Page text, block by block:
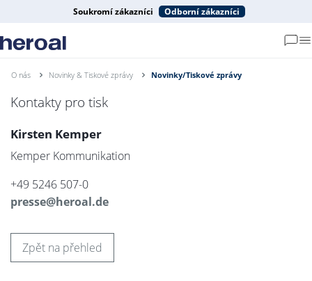
Soukromí zákazníci Odborní zákazníci
O nás Novinky & Tiskové zprávy Novinky/Tiskové zprávy
Kontakty pro tisk
Kirsten Kemper
Kemper Kommunikation
+49 5246 507-0
presse@heroal.de
Zpět na přehled